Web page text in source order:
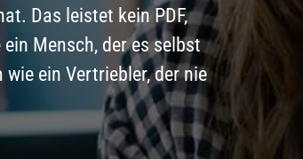
Das leistet kein PDF,
Mensch, der es selbst
ein Vertriebler, der nie